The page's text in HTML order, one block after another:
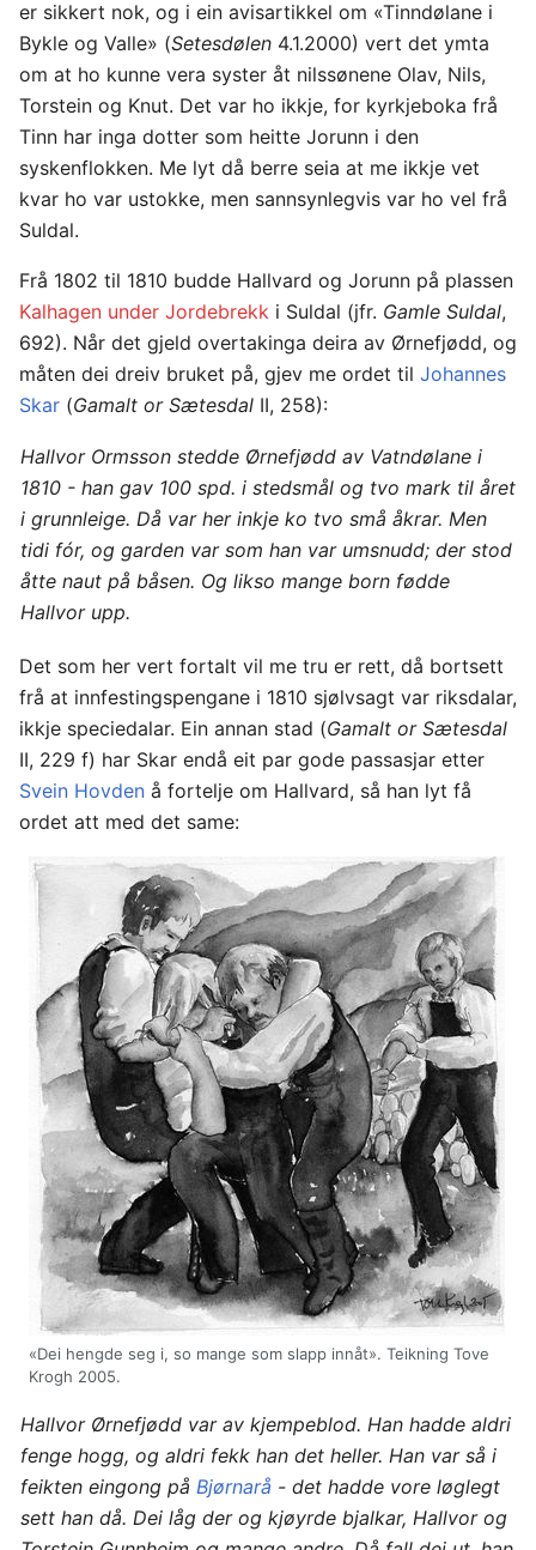
er sikkert nok, og i ein avisartikkel om «Tinndølane i
Bykle og Valle» (Setesdølen 4.1.2000) vert det ymta
om at ho kunne vera syster åt nilssønene Olav, Nils,
Torstein og Knut. Det var ho ikkje, for kyrkjeboka frå
Tinn har inga dotter som heitte Jorunn i den
syskenflokken. Me lyt då berre seia at me ikkje vet
kvar ho var ustokke, men sannsynlegvis var ho vel frå
Suldal.
Frå 1802 til 1810 budde Hallvard og Jorunn på plassen
Kalhagen under Jordebrekk i Suldal (jfr. Gamle Suldal,
692). Når det gjeld overtakinga deira av Ørnefjødd, og
måten dei dreiv bruket på, gjev me ordet til Johannes
Skar (Gamalt or Sætesdal II, 258):
Hallvor Ormsson stedde Ørnefjødd av Vatndølane i
1810 - han gav 100 spd. i stedsmål og tvo mark til året
i grunnleige. Då var her inkje ko tvo små åkrar. Men
tidi fór, og garden var som han var umsnudd; der stod
åtte naut på båsen. Og likso mange born fødde
Hallvor upp.
Det som her vert fortalt vil me tru er rett, då bortsett
frå at innfestingspengane i 1810 sjølvsagt var riksdalar,
ikkje speciedalar. Ein annan stad (Gamalt or Sætesdal
II, 229 f) har Skar endå eit par gode passasjar etter
Svein Hovden å fortelje om Hallvard, så han lyt få
ordet att med det same:
«Dei hengde seg i, so mange som slapp innåt». Teikning Tove
Krogh 2005.
Hallvor Ørnefjødd var av kjempeblod. Han hadde aldri
fenge hogg, og aldri fekk han det heller. Han var så i
feikten eingong på Bjørnarå - det hadde vore løglegt
sett han då. Dei låg der og kjøyrde bjalkar, Hallvor og